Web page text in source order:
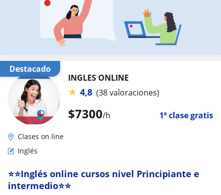
Destacado
$7300/h 1ª clase gratis
INGLES ONLINE
★ 4,8 (38 valoraciones)
Clases on line
Inglés
⭐⭐Inglés online cursos nivel Principiante e
intermedio⭐⭐